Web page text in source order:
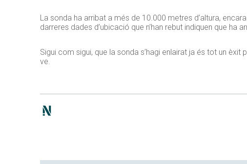
La sonda ha arribat a més de 10.000 metres d’altura,
darreres dades d’ubicació que n’han rebut indiquen que
Sigui com sigui, que la sonda s’hagi enlairat ja és tot un
ve.